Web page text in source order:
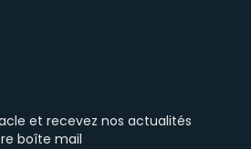
et recevez nos actualités
boîte mail